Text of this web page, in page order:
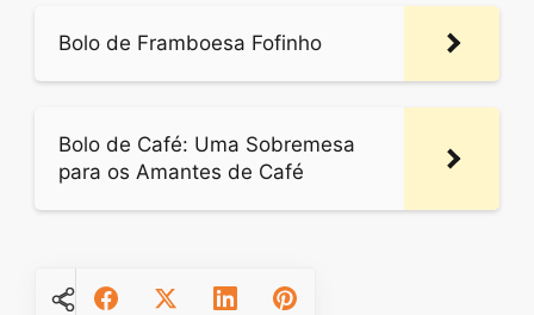
Bolo de Framboesa Fofinho
Bolo de Café: Uma Sobremesa
para os Amantes de Café